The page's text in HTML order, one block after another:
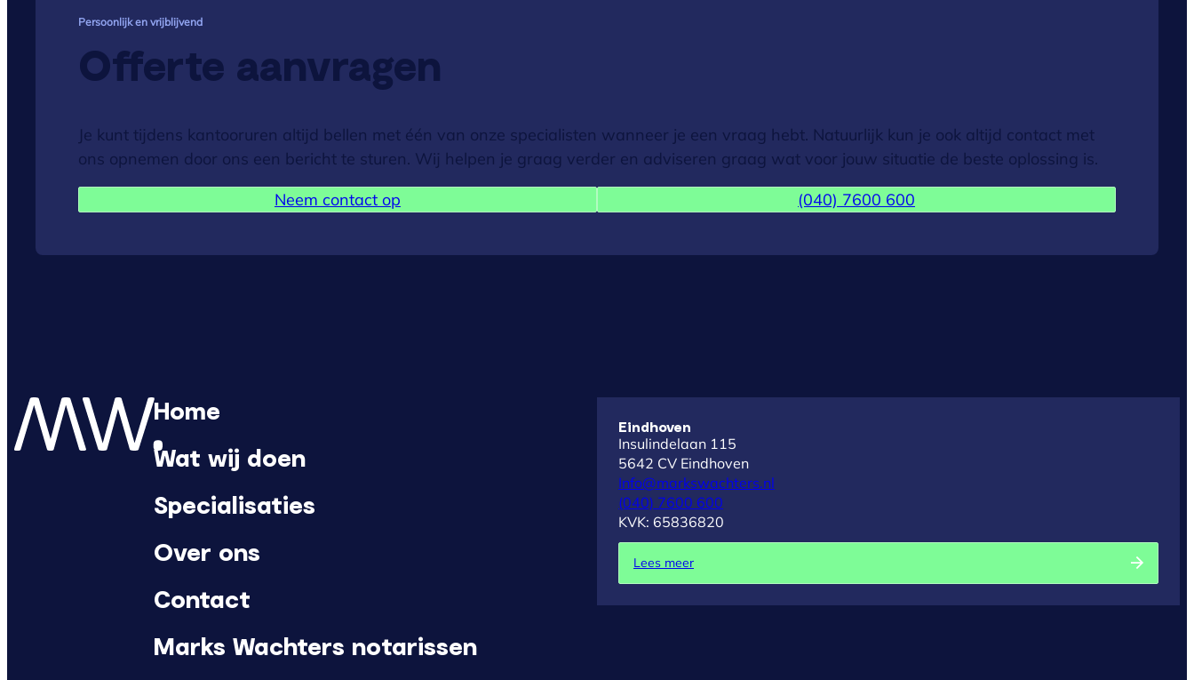
Persoonlijk en vrijblijvend
Offerte aanvragen
Je kunt tijdens kantooruren altijd bellen met één van onze specialisten wanneer je een vraag hebt. Natuurlijk kun je ook altijd contact met
ons opnemen door ons een bericht te sturen. Wij helpen je graag verder en adviseren graag wat voor jouw situatie de beste oplossing is.
Neem contact op
(040) 7600 600
Home
Wat wij doen
Specialisaties
Over ons
Contact
Marks Wachters notarissen
Eindhoven
Insulindelaan 115
5642 CV Eindhoven
Info@markswachters.nl
(040) 7600 600
KVK: 65836820
Lees meer